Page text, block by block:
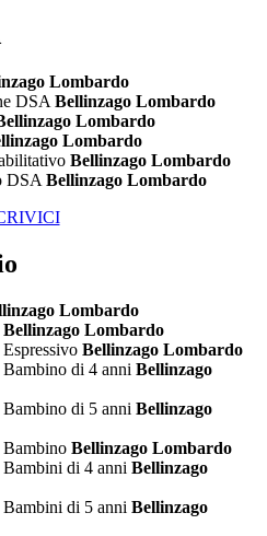
Lombardo
DSA Bellinzago Lombardo
Lombardo
Lombardo
Bellinzago Lombardo
DSA Bellinzago Lombardo
Lombardo
Bellinzago Lombardo
Bellinzago Lombardo
di 4 anni Bellinzago
di 5 anni Bellinzago
Bellinzago Lombardo
di 4 anni Bellinzago
di 5 anni Bellinzago